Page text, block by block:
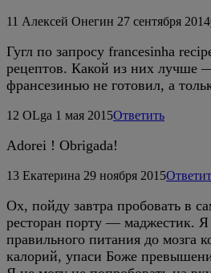
11 Алексей Онегин 27 сентября 2014
Гугл по запросу francesinha
рецептов. Какой из них лучше
франсезинью не готовил, а
12 OLga 1 мая 2015Ответить
Adorei ! Obrigada!
13 Екатерина 29 ноября 2015
Ох, пойду завтра пробовать в
ресторан порту — маджестик.
правильного питания до мозга
калорий, упаси Боже